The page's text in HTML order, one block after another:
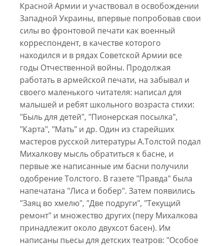
Красной Армии и участвовал в освобождении
Западной Украины, впервые попробовав свои
силы во фронтовой печати как военный
корреспондент, в качестве которого
находился и в рядах Советской Армии все
годы Отчественной войны. Продолжая
работать в армейской печати, на забывал и
своего маленького читателя: написал для
малышей и ребят школьного возраста стихи:
"Быль для детей", "Пионерская посылка",
"Карта", "Мать" и др. Один из старейших
мастеров русской литературы А.Толстой подал
Михалкову мысль обратиться к басне, и
первые же написанные им басни получили
одобрение Толстого. В газете "Правда" была
напечатана "Лиса и бобер". Затем появились
"Заяц во хмелю", "Две подруги", "Текущий
ремонт" и множество других (перу Михалкова
принадлежит около двухсот басен). Им
написаны пьесы для детских театров: "Особое